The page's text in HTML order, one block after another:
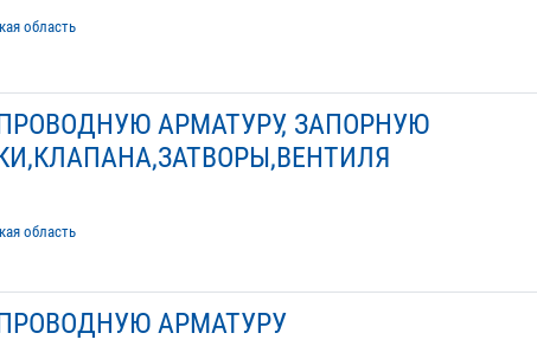
область
АРМАТУРУ, ЗАПОРНУЮ
область
АРМАТУРУ